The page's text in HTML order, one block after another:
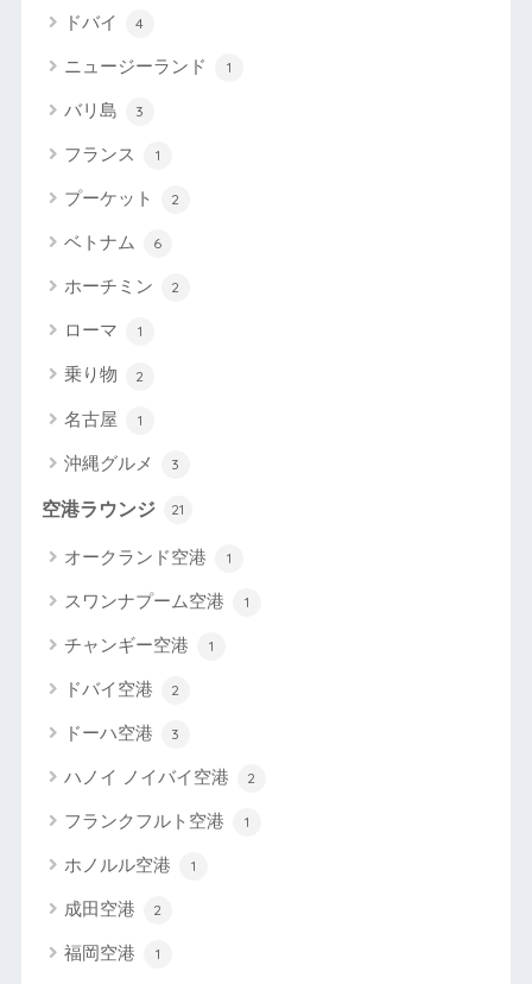
ドバイ 4
ニュージーランド 1
バリ島 3
フランス 1
プーケット 2
ベトナム 6
ホーチミン 2
ローマ 1
乗り物 2
名古屋 1
沖縄グルメ 3
空港ラウンジ 21
オークランド空港 1
スワンナプーム空港 1
チャンギー空港 1
ドバイ空港 2
ドーハ空港 3
ハノイ ノイバイ空港 2
フランクフルト空港 1
ホノルル空港 1
成田空港 2
福岡空港 1